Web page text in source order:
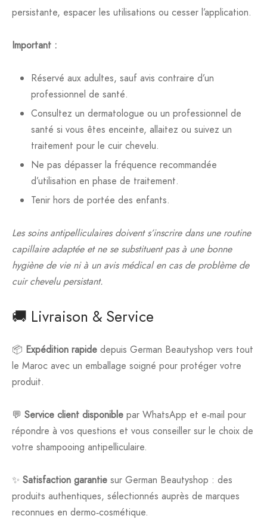
persistante, espacer les utilisations ou cesser l’application.
Important :
Réservé aux adultes, sauf avis contraire d’un
professionnel de santé.
Consultez un dermatologue ou un professionnel de
santé si vous êtes enceinte, allaitez ou suivez un
traitement pour le cuir chevelu.
Ne pas dépasser la fréquence recommandée
d’utilisation en phase de traitement.
Tenir hors de portée des enfants.
Les soins antipelliculaires doivent s’inscrire dans une routine
capillaire adaptée et ne se substituent pas à une bonne
hygiène de vie ni à un avis médical en cas de problème de
cuir chevelu persistant.
🚚 Livraison & Service
📦 Expédition rapide depuis German Beautyshop vers tout
le Maroc avec un emballage soigné pour protéger votre
produit.
💬 Service client disponible par WhatsApp et e‑mail pour
répondre à vos questions et vous conseiller sur le choix de
votre shampooing antipelliculaire.
✨ Satisfaction garantie sur German Beautyshop : des
produits authentiques, sélectionnés auprès de marques
reconnues en dermo‑cosmétique.